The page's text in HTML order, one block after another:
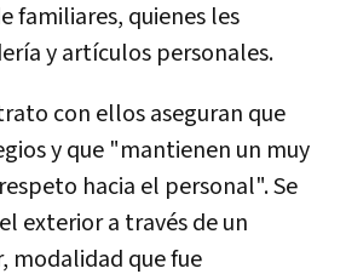
familiares, quienes les
y artículos personales.
con ellos aseguran que
y que "mantienen un muy
hacia el personal". Se
exterior a través de un
modalidad que fue